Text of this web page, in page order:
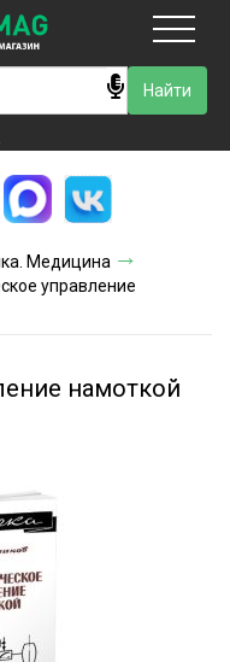
Медицина
управление
намоткой